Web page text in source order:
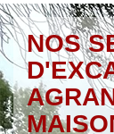
NOS